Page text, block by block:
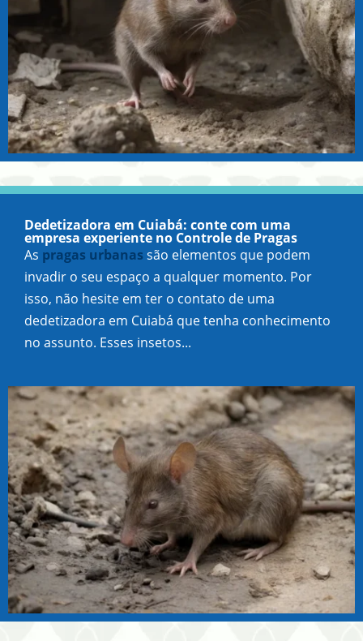
Dedetizadora em Cuiabá: conte com uma
empresa experiente no Controle de Pragas
As pragas urbanas são elementos que podem
invadir o seu espaço a qualquer momento. Por
isso, não hesite em ter o contato de uma
dedetizadora em Cuiabá que tenha conhecimento
no assunto. Esses insetos...